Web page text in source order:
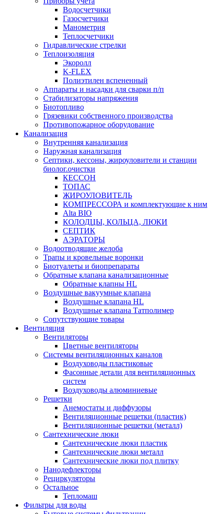
Водосчетчики
Газосчетчики
Манометрия
Теплосчетчики
Гидравлические стрелки
Теплоизоляция
Экоролл
K-FLEX
Полиэтилен вспененный
Аппараты и насадки для сварки п/п
Стабилизаторы напряжения
Биотопливо
Грязевики собственного производства
Противопожарное оборудование
Канализация
Внутренняя канализация
Наружная канализация
Септики, кессоны, жироуловители и станции
биолог.очистки
КЕССОН
ТОПАС
ЖИРОУЛОВИТЕЛЬ
КОМПРЕССОРА и комплектующие к ним
Alta BIO
КОЛОДЦЫ, КОЛЬЦА, ЛЮКИ
СЕПТИК
АЭРАТОРЫ
Водоотводящие желоба
Трапы и кровельные воронки
Биотуалеты и биопрепараты
Обратные клапана канализационные
Обратные клапны HL
Воздушные вакуумные клапана
Воздушные клапана HL
Воздушные клапана Татполимер
Сопутствующие товары
Вентиляция
Вентиляторы
Цветные вентиляторы
Системы вентиляционных каналов
Воздуховоды пластиковые
Фасонные детали для вентиляционных
систем
Воздуховоды алюминиевые
Решетки
Анемостаты и диффузоры
Вентиляционные решетки (пластик)
Вентиляционные решетки (металл)
Сантехнические люки
Сантехнические люки пластик
Сантехнические люки металл
Сантехнические люки под плитку
Нанодефлекторы
Рециркуляторы
Остальное
Тепломаш
Фильтры для воды